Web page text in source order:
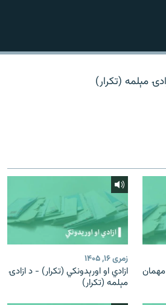
ټولې پاڼې
مېلمه (تکرار)
مهمان
زمری ۱۶, ۱۴۰۵
ازادي او اورېدونکي (تکرار) - د ازادۍ
مېلمه (تکرار)